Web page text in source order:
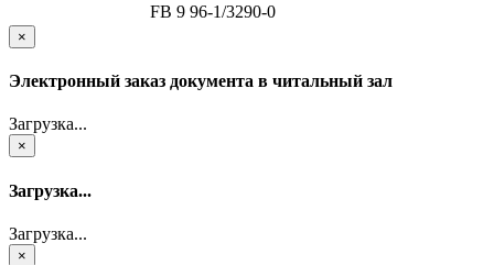
FB 9 96-1/3290-0
×
Электронный заказ документа в читальный зал
Загрузка...
×
Загрузка...
Загрузка...
×